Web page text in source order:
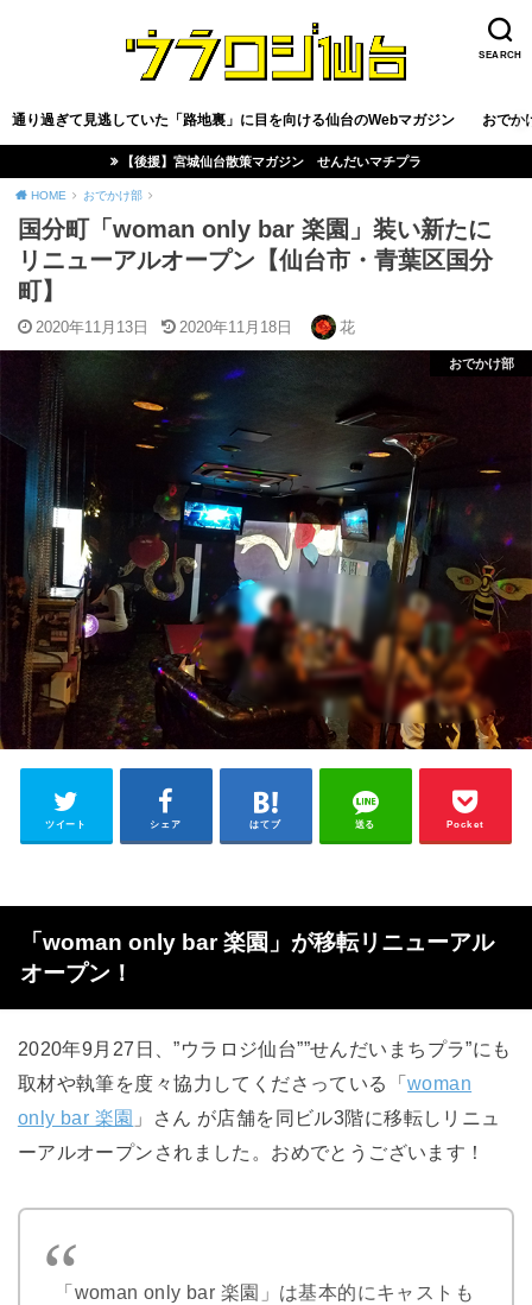
SEARCH
通り過ぎて見逃していた「路地裏」に目を向ける仙台のWebマガジン おでか
【後援】宮城仙台散策マガジン せんだいマチプラ
HOME おでかけ部
国分町「woman only bar 楽園」装い新たに
リニューアルオープン【仙台市・青葉区国分
町】
2020年11月13日 2020年11月18日 花
おでかけ部
ツイート シェア はてブ 送る Pocket
「woman only bar 楽園」が移転リニューアル
オープン！
2020年9月27日、”ウラロジ仙台””せんだいまちプラ”にも
取材や執筆を度々協力してくださっている「woman
only bar 楽園 」さん が店舗を同ビル3階に移転しリニュ
ーアルオープンされました。おめでとうございます！
「woman only bar 楽園」は基本的にキャストも